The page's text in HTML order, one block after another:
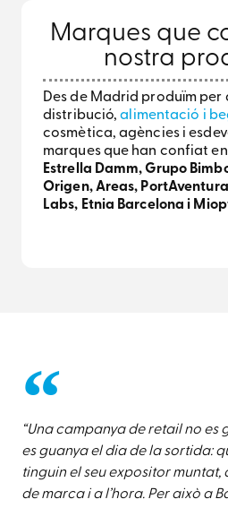
Marques que
nostra
Des de Madrid produïm per
distribució,alimentació i
cosmètica, agències i
marques que han confiat
Estrella Damm, Grupo
Origen, Areas,
Labs, Etnia Barcelona i
“Una campanya de retail no es
es guanya el dia de la sortida:
tinguin el seu expositor muntat,
de marca i a l’hora. Per això a